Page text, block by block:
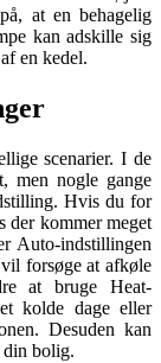
at en behagelig
kan adskille sig
en kedel.
scenarier. I de
men nogle gange
Hvis du for
der kommer meget
Auto-indstillingen
forsøge at afkøle
at bruge Heat-
kolde dage eller
Desuden kan
bolig.